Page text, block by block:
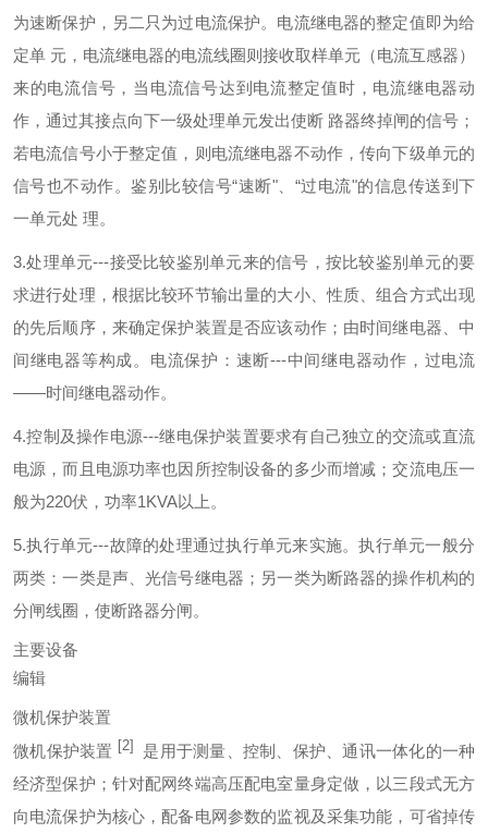
为速断保护，另二只为过电流保护。电流继电器的整定值即为给
定单 元，电流继电器的电流线圈则接收取样单元（电流互感器）
来的电流信号，当电流信号达到电流整定值时，电流继电器动
作，通过其接点向下一级处理单元发出使断 路器终掉闸的信号；
若电流信号小于整定值，则电流继电器不动作，传向下级单元的
信号也不动作。鉴别比较信号“速断"、“过电流"的信息传送到下
一单元处 理。
3.处理单元---接受比较鉴别单元来的信号，按比较鉴别单元的要
求进行处理，根据比较环节输出量的大小、性质、组合方式出现
的先后顺序，来确定保护装置是否应该动作；由时间继电器、中
间继电器等构成。电流保护：速断---中间继电器动作，过电流
——时间继电器动作。
4.控制及操作电源---继电保护装置要求有自己独立的交流或直流
电源，而且电源功率也因所控制设备的多少而增减；交流电压一
般为220伏，功率1KVA以上。
5.执行单元---故障的处理通过执行单元来实施。执行单元一般分
两类：一类是声、光信号继电器；另一类为断路器的操作机构的
分闸线圈，使断路器分闸。
主要设备
编辑
微机保护装置
微机保护装置
[2]
是用于测量、控制、保护、通讯一体化的一种
经济型保护；针对配网终端高压配电室量身定做，以三段式无方
向电流保护为核心，配备电网参数的监视及采集功能，可省掉传